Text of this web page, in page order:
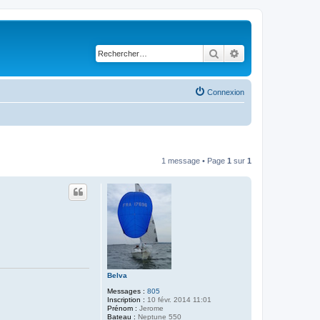
Rechercher
Connexion
1 message • Page 1 sur 1
Belva
Messages : 805
Inscription : 10 févr. 2014 11:01
Prénom : Jerome
Bateau : Neptune 550